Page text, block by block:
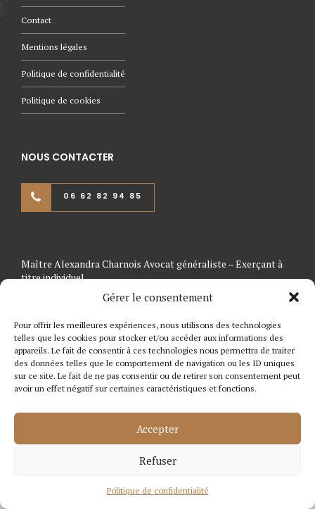
Gérer le consentement
Pour offrir les meilleures expériences, nous utilisons des technologies
telles que les cookies pour stocker et/ou accéder aux informations des
appareils. Le fait de consentir à ces technologies nous permettra de traiter
des données telles que le comportement de navigation ou les ID uniques
sur ce site. Le fait de ne pas consentir ou de retirer son consentement peut
avoir un effet négatif sur certaines caractéristiques et fonctions.
Accepter
Refuser
Politique de confidentialité
Contact
Mentions légales
Politique de confidentialité
Politique de cookies
NOUS CONTACTER
06 62 82 94 85
Maître Alexandra Charnois Avocat généraliste – Exerçant à
titre individuel
Copyright © Charnois Avocat 2024
Mentions légales
Politique de confidentialité
Politique de cookies